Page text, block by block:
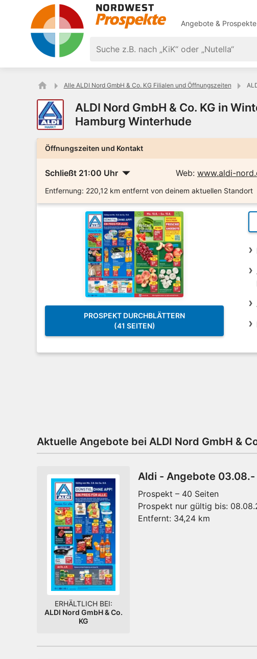
Angebote &
Alle ALDI Nord GmbH & Co. KG Filialen und Öffnungszeiten
ALDI Nord GmbH & Co. KG in
Hamburg Winterhude
Öffnungszeiten und Kontakt
Schließt 21:00 Uhr Web: www.aldi-
Entfernung: 220,12 km entfernt von deinem aktuellen Standort
PROSPEKT DURCHBLÄTTERN
(41 SEITEN)
Aktuelle Angebote bei ALDI Nord GmbH &
Aldi - Angebote
Prospekt – 40 Seiten
Prospekt nur gültig bis:
Entfernt: 34,24 km
ERHÄLTLICH BEI:
ALDI Nord GmbH & Co.
KG